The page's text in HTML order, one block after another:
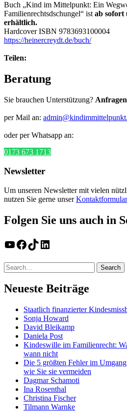
Buch „Kind im Mittelpunkt: Ein
Familienrechtsdschungel“ ist ab sofort
erhältlich.
Hardcover ISBN 9783693100004
https://heinercreydt.de/buch/
Teilen:
Beratung
Sie brauchen Unterstützung? Anfragen
per Mail an:
oder per Whatsapp an:
0173 673 1713
Newsletter
Um unseren Newsletter mit vielen
nutzen Sie gerne unserKontaktformular
Folgen Sie uns auch in
YouTube
Facebook
TikTokLinkedIn
Neueste Beiträge
Staatlich finanzierter
Sonja Howard
David Bleikamp
Daniela Post
Kindeswille im Familienrecht:
wann nicht
Die 5 größten Fehler im
wie Sie sie vermeiden
Dagmar Schamoti
Ina Rosenthal
Christina Fischer
Tilmann Warnke